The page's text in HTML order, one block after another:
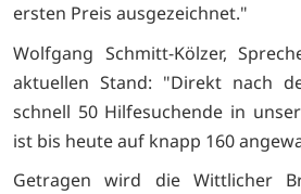
ersten Preis ausgezeichnet."
Wolfgang Schmitt-Kölzer,
aktuellen Stand: "Direkt nach
schnell 50 Hilfesuchende in
ist bis heute auf knapp 160
Getragen wird die Wittlicher